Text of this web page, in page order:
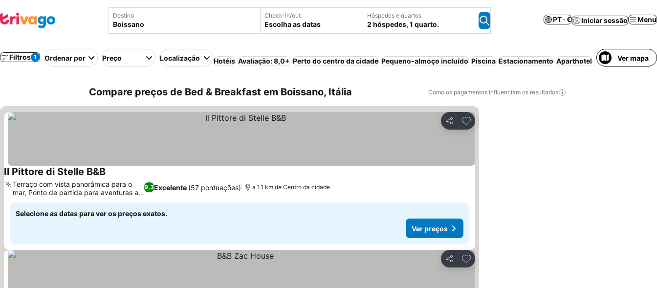
Destino Check-in/out
Escolha as datas
Hóspedes e quartos
2 hóspedes, 1 quarto.
PT · € Iniciar sessão Menu
Filtros 1 Ordenar por Preço Localização Hotéis Avaliação: 8,0+ Perto do centro da cidade Pequeno-almoço incluído Piscina Estacionamento Aparthotel Cancelamento
Ver mapa
Compare preços de Bed & Breakfast em Boissano, Itália Como os pagamentos influenciam os resultados
Partilhar
Adicionar aos favoritos
Il Pittore di Stelle B&B
9,3Excelente (57 pontuações)
Terraço com vista panorâmica para o
mar, Ponto de partida para aventuras ao
ar livre
a 1.1 km de Centro da cidade
Selecione as datas para ver os preços exatos.
Ver preços
Partilhar
Adicionar aos favoritos